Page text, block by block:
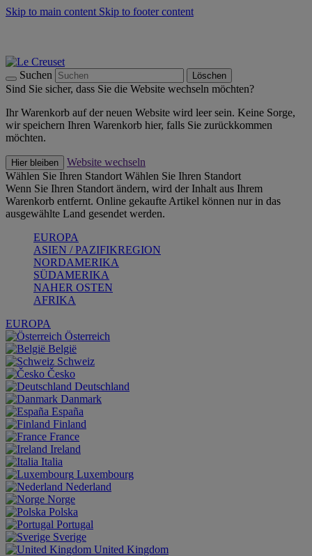
Skip to main content Skip to footer content
Suchen Löschen
Sind Sie sicher, dass Sie die Website wechseln möchten?
Ihr Warenkorb auf der neuen Website wird leer sein. Keine Sorge,
wir speichern Ihren Warenkorb hier, falls Sie zurückkommen
möchten.
Hier bleiben
Website wechseln
Wählen Sie Ihren Standort Wählen Sie Ihren Standort
Wenn Sie Ihren Standort ändern, wird der Inhalt aus Ihrem
Warenkorb entfernt. Online gekaufte Artikel können nur in das
ausgewählte Land gesendet werden.
EUROPA
ASIEN / PAZIFIKREGION
NORDAMERIKA
SÜDAMERIKA
NAHER OSTEN
AFRIKA
EUROPA
Österreich
België
Schweiz
Česko
Deutschland
Danmark
España
Finland
France
Ireland
Italia
Luxembourg
Nederland
Norge
Polska
Portugal
Sverige
United Kingdom